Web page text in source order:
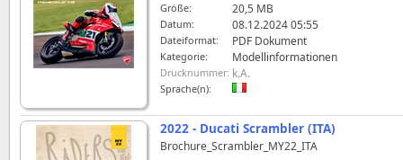
Größe: 20,5 MB
Datum: 08.12.2024 05:55
Dateiformat: PDF Dokument
Kategorie: Modellinformationen
Drucknummer: k.A.
Sprache(n):
2022 - Ducati Scrambler (ITA)
Brochure_Scrambler_MY22_ITA